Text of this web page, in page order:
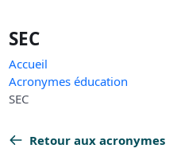
SEC
Accueil
Acronymes éducation
SEC
Retour aux acronymes